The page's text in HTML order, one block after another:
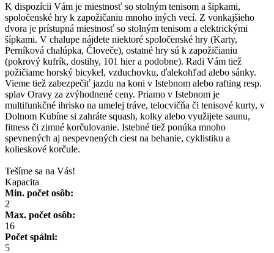
K dispozícii Vám je miestnosť so stolným tenisom a šipkami,
spoločenské hry k zapožičaniu mnoho iných vecí. Z vonkajšieho
dvora je prístupná miestnosť so stolným tenisom a elektrickými
šípkami. V chalupe nájdete niektoré spoločenské hry (Karty,
Perníková chalúpka, Človeče), ostatné hry sú k zapožičianiu
(pokrový kufrík, dostihy, 101 hier a podobne). Radi Vám tiež
požičiame horský bicykel, vzduchovku, ďalekohľad alebo sánky.
Vieme tiež zabezpečiť jazdu na koni v Istebnom alebo rafting resp.
splav Oravy za zvýhodnené ceny. Priamo v Istebnom je
multifunkčné ihrisko na umelej tráve, telocvičňa či tenisové kurty, v
Dolnom Kubíne si zahráte squash, kolky alebo využijete saunu,
fitness či zimné korčulovanie. Istebné tiež ponúka mnoho
spevnených aj nespevnených ciest na behanie, cyklistiku a
kolieskové korčule.
Tešíme sa na Vás!
Kapacita
Min. počet osôb:
2
Max. počet osôb:
16
Počet spálni:
5